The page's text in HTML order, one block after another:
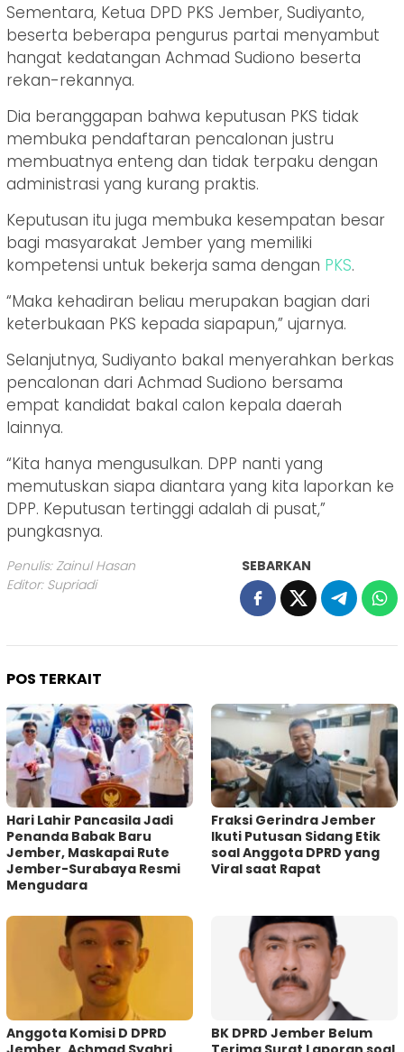
Sementara, Ketua DPD PKS Jember, Sudiyanto,
beserta beberapa pengurus partai menyambut
hangat kedatangan Achmad Sudiono beserta
rekan-rekannya.
Dia beranggapan bahwa keputusan PKS tidak
membuka pendaftaran pencalonan justru
membuatnya enteng dan tidak terpaku dengan
administrasi yang kurang praktis.
Keputusan itu juga membuka kesempatan besar
bagi masyarakat Jember yang memiliki
kompetensi untuk bekerja sama dengan PKS.
“Maka kehadiran beliau merupakan bagian dari
keterbukaan PKS kepada siapapun,” ujarnya.
Selanjutnya, Sudiyanto bakal menyerahkan berkas
pencalonan dari Achmad Sudiono bersama
empat kandidat bakal calon kepala daerah
lainnya.
“Kita hanya mengusulkan. DPP nanti yang
memutuskan siapa diantara yang kita laporkan ke
DPP. Keputusan tertinggi adalah di pusat,”
pungkasnya.
Penulis: Zainul Hasan
Editor: Supriadi
SEBARKAN
POS TERKAIT
Hari Lahir Pancasila Jadi
Penanda Babak Baru
Jember, Maskapai Rute
Jember-Surabaya Resmi
Mengudara
Fraksi Gerindra Jember
Ikuti Putusan Sidang Etik
soal Anggota DPRD yang
Viral saat Rapat
Anggota Komisi D DPRD
BK DPRD Jember Belum